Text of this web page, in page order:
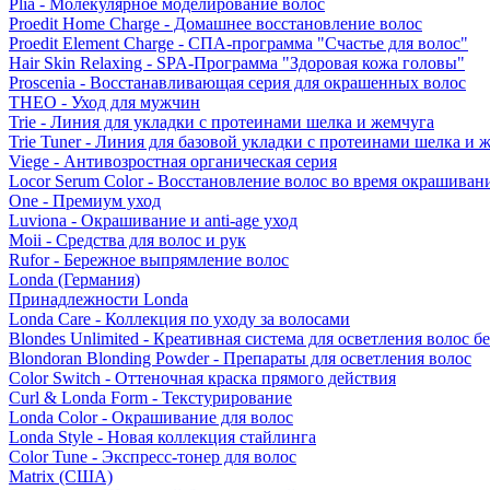
Plia - Молекулярное моделирование волос
Proedit Home Charge - Домашнее восстановление волос
Proedit Element Charge - СПА-программа "Счастье для волос"
Hair Skin Relaxing - SPA-Программа "Здоровая кожа головы"
Proscenia - Восстанавливающая серия для окрашенных волос
THEO - Уход для мужчин
Trie - Линия для укладки с протеинами шелка и жемчуга
Trie Tuner - Линия для базовой укладки с протеинами шелка и
Viege - Антивозростная органическая серия
Locor Serum Color - Восстановление волос во время
One - Премиум уход
Luviona - Окрашивание и anti-age уход
Moii - Средства для волос и рук
Rufor - Бережное выпрямление волос
Londa (Германия)
Принадлежности Londa
Londa Care - Коллекция по уходу за волосами
Blondes Unlimited - Креативная система для осветления волос
Blondoran Blonding Powder - Препараты для осветления волос
Color Switch - Оттеночная краска прямого действия
Curl & Londa Form - Текстурирование
Londa Color - Окрашивание для волос
Londa Style - Новая коллекция стайлинга
Color Tune - Экспресс-тонер для волос
Matrix (США)